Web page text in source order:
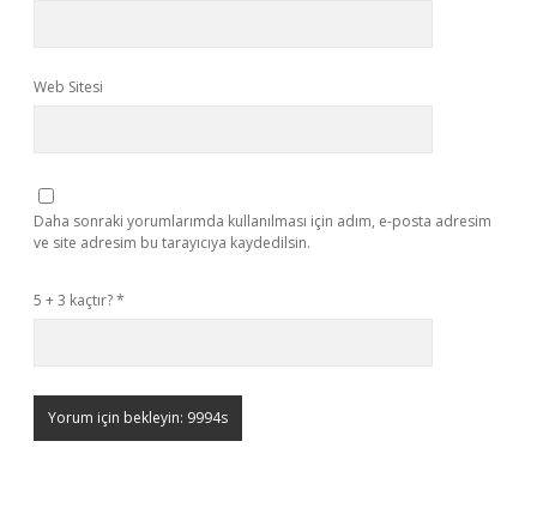
Web Sitesi
Daha sonraki yorumlarımda kullanılması için adım, e-posta adresim
ve site adresim bu tarayıcıya kaydedilsin.
5 + 3 kaçtır?*